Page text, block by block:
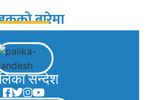
बारेमा
सन्देश